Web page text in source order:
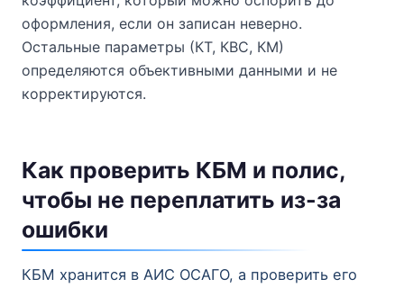
оформления, если он записан неверно.
Остальные параметры (КТ, КВС, КМ)
определяются объективными данными и не
корректируются.
Как проверить КБМ и полис,
чтобы не переплатить из-за
ошибки
КБМ хранится в АИС ОСАГО, а проверить его